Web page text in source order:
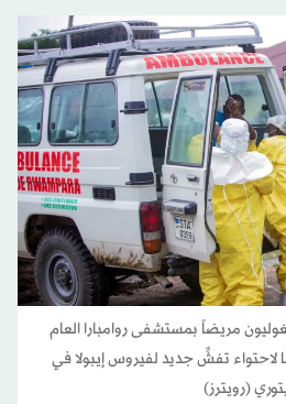
مريضاً بمستشفى روامبارا العام
تفشٍّ جديد لفيروس إيبولا في
(رويترز)